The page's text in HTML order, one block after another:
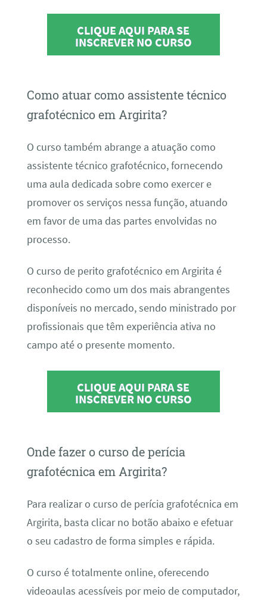
CLIQUE AQUI PARA SE
INSCREVER NO CURSO
Como atuar como assistente técnico
grafotécnico em Argirita?
O curso também abrange a atuação como
assistente técnico grafotécnico, fornecendo
uma aula dedicada sobre como exercer e
promover os serviços nessa função, atuando
em favor de uma das partes envolvidas no
processo.
O curso de perito grafotécnico em Argirita é
reconhecido como um dos mais abrangentes
disponíveis no mercado, sendo ministrado por
profissionais que têm experiência ativa no
campo até o presente momento.
CLIQUE AQUI PARA SE
INSCREVER NO CURSO
Onde fazer o curso de perícia
grafotécnica em Argirita?
Para realizar o curso de perícia grafotécnica em
Argirita, basta clicar no botão abaixo e efetuar
o seu cadastro de forma simples e rápida.
O curso é totalmente online, oferecendo
videoaulas acessíveis por meio de computador,